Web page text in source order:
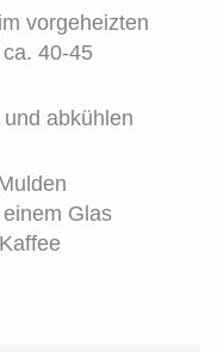
vorgeheizten
40-45
abkühlen
Glas